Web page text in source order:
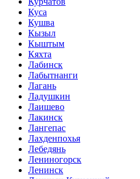
Куса
Кушва
Кызыл
Кыштым
Кяхта
Лабинск
Лабытнанги
Лагань
Ладушкин
Лаишево
Лакинск
Лангепас
Лахденпохья
Лебедянь
Лениногорск
Ленинск